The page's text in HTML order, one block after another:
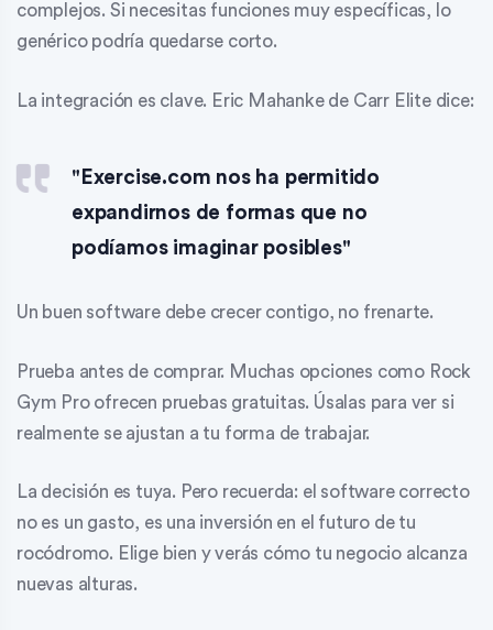
complejos. Si necesitas funciones muy específicas, lo
genérico podría quedarse corto.
La integración es clave. Eric Mahanke de Carr Elite dice:
"Exercise.com nos ha permitido
expandirnos de formas que no
podíamos imaginar posibles"
Un buen software debe crecer contigo, no frenarte.
Prueba antes de comprar. Muchas opciones como Rock
Gym Pro ofrecen pruebas gratuitas. Úsalas para ver si
realmente se ajustan a tu forma de trabajar.
La decisión es tuya. Pero recuerda: el software correcto
no es un gasto, es una inversión en el futuro de tu
rocódromo. Elige bien y verás cómo tu negocio alcanza
nuevas alturas.